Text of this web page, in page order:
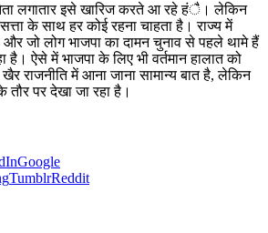
नेता लगातार इसे खारिज करते आ रहे हंै। लेकिन
के साथ हर कोई रहना चाहता है। राज्य में
जो लोग भाजपा का दामन चुनाव से पहले थामे हैं
है। ऐसे में भाजपा के लिए भी वर्तमान हालात को
खैर राजनीति में आना जाना सामान्य बात है, लेकिन
पर देखा जा रहा है।
Google
TumblrReddit